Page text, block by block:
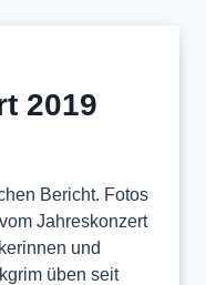
2019
Bericht. Fotos
Jahreskonzert
und
üben seit